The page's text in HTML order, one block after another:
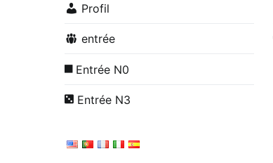
Profil
entrée
Entrée N0
Entrée N3